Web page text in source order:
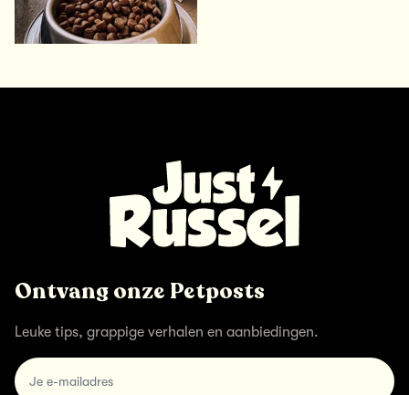
Ontvang onze Petposts
Leuke tips, grappige verhalen en aanbiedingen.
email